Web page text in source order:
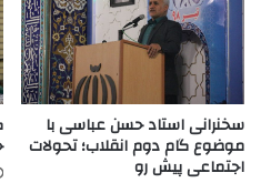
سخنرانی استاد حسن عباسی با
موضوع گام دوم انقلاب؛ تحولات
اجتماعی پیش رو